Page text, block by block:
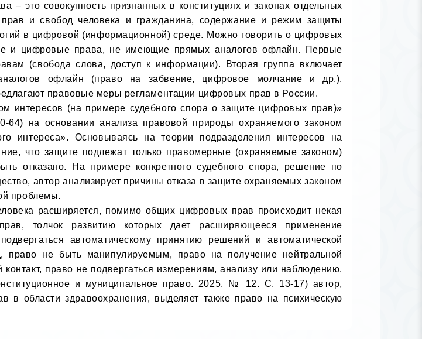
это совокупность признанных в конституциях и законах отдельных
и свобод человека и гражданина, содержание и режим защиты
в цифровой (информационной) среде. Можно говорить о цифровых
и цифровые права, не имеющие прямых аналогов офлайн. Первые
(свобода слова, доступ к информации). Вторая группа включает
офлайн (право на забвение, цифровое молчание и др.).
правовые меры регламентации цифровых прав в России.
на основании анализа правовой природы охраняемого законом
интереса». Основываясь на теории подразделения интересов на
что защите подлежат только правомерные (охраняемые законом)
отказано. На примере конкретного судебного спора, решение по
автор анализирует причины отказа в защите охраняемых законом
проблемы.
толчок развитию которых дает расширяющееся применение
автоматическому принятию решений и автоматической
не быть манипулируемым, право на получение нейтральной
право не подвергаться измерениям, анализу или наблюдению.
и муниципальное право. 2025. № 12. С. 13-17) автор,
области здравоохранения, выделяет также право на психическую